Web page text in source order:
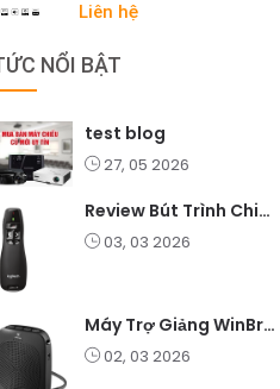
Liên hệ
NỔI BẬT
test blog
27, 05 2026
Review Bút Trình Chiếu K400 Laser 2.4G: Nhỏ Gọn, Ổn Định, Lý Tưởng Cho Giáo Viên Và Doanh Nghiệp
03, 03 2026
Máy Trợ Giảng WinBridge C007 Không Dây – Pin Lâu, Âm Thanh Rõ
02, 03 2026